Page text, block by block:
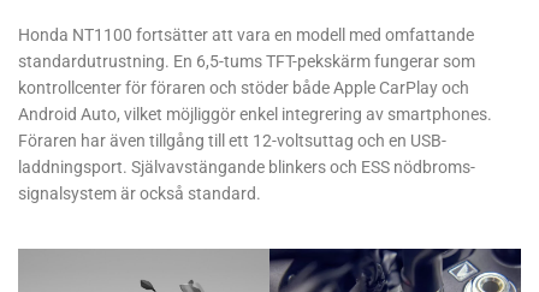
Honda NT1100 fortsätter att vara en modell med omfattande
standardutrustning. En 6,5-tums TFT-pekskärm fungerar som
kontrollcenter för föraren och stöder både Apple CarPlay och
Android Auto, vilket möjliggör enkel integrering av smartphones.
Föraren har även tillgång till ett 12-voltsuttag och en USB-
laddningsport. Självavstängande blinkers och ESS nödbroms-
signalsystem är också standard.